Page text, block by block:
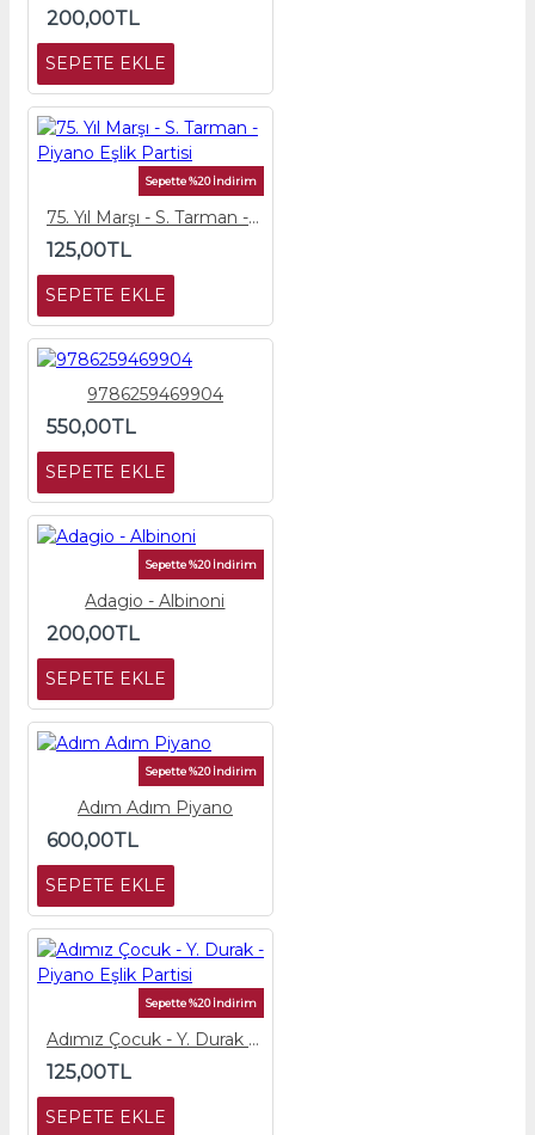
200,00TL
SEPETE EKLE
Sepette %20 İndirim
75. Yıl Marşı - S. Tarman - Piyano Eşlik Partisi
125,00TL
SEPETE EKLE
9786259469904
550,00TL
SEPETE EKLE
Sepette %20 İndirim
Adagio - Albinoni
200,00TL
SEPETE EKLE
Sepette %20 İndirim
Adım Adım Piyano
600,00TL
SEPETE EKLE
Sepette %20 İndirim
Adımız Çocuk - Y. Durak - Piyano Eşlik Partisi
125,00TL
SEPETE EKLE